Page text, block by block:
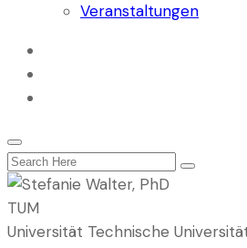
Veranstaltungen
TUM
Universität Technische